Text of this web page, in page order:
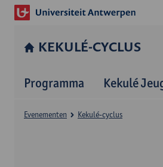
KEKULÉ-CYCLUS
Programma Kekulé
Evenementen Kekulé-cyclus